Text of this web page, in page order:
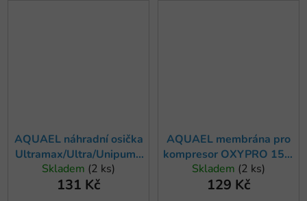
AQUAEL náhradní osička
Ultramax/Ultra/Unipump
1000/1500
Skladem (2 ks)
131 Kč
AQUAEL membrána pro
kompresor OXYPRO 150,
OXYBOOST AP 100,
OXYBOOST APR
Skladem (2 ks)
129 Kč